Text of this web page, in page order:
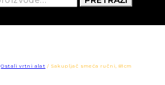
Ostali vrtni alat / Sakupljač smeća ručni, 81cm